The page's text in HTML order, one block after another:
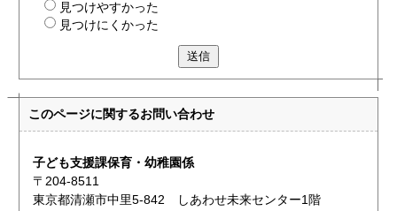
見つけやすかった
見つけにくかった
送信
このページに関するお問い合わせ
子ども支援課保育・幼稚園係
〒204-8511
東京都清瀬市中里5-842 しあわせ未来センター1階